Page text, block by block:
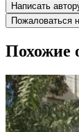
Написать
Пожаловаться
Похожие